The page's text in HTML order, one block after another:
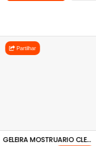
Partilhar
GELEIRA MOSTRUARIO CLEA 430L CL04SC430VSB-SKD